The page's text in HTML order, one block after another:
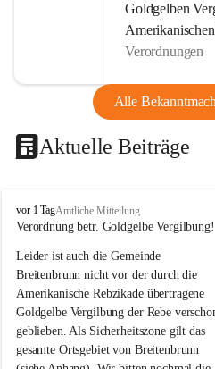
Goldgelben
Verordnungen
Alle
Aktuelle Beiträge
B
r
i
t
e
n
b
r
u
vor 1 TagAmtliche Mitteilung
Verordnung betr. Goldgelbe Vergilbung!
Leider ist auch die Gemeinde
Breitenbrunn nicht vor der durch die
Amerikanische Rebzikade übertragene
Goldgelbe Vergilbung der Rebe
geblieben. Als Sicherheitszone gilt das
gesamte Ortsgebiet von Breitenbrunn